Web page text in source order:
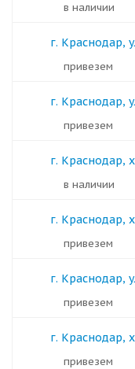
в наличии
г. Краснодар,
Привезем
г. Краснодар,
Привезем
г. Краснодар,
в наличии
г. Краснодар,
Привезем
г. Краснодар,
Привезем
г. Краснодар,
Привезем